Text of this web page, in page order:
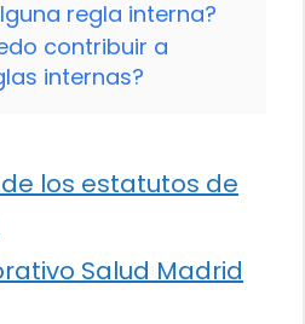
regla interna?
contribuir a
internas?
los estatutos de
Salud Madrid